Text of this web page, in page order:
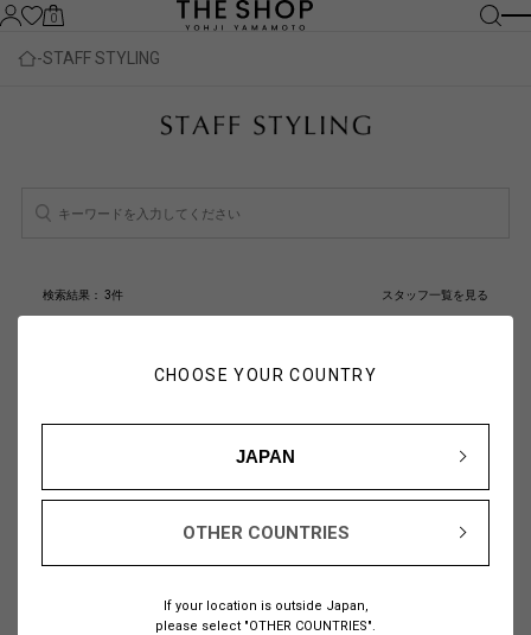
CHOOSE YOUR COUNTRY
JAPAN
OTHER COUNTRIES
If your location is outside Japan,
please select "OTHER COUNTRIES".
0
STAFF STYLING
検索結果： 3件 スタッフ一覧を見る